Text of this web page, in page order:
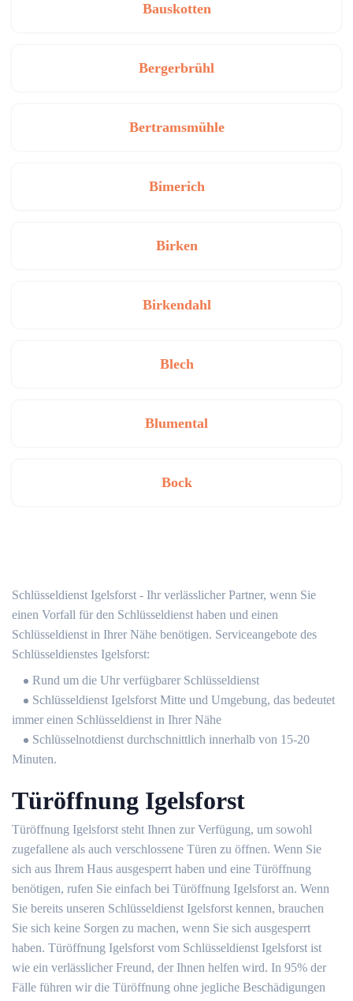
Bauskotten
Bergerbrühl
Bertramsmühle
Bimerich
Birken
Birkendahl
Blech
Blumental
Bock
Schlüsseldienst Igelsforst - Ihr verlässlicher Partner, wenn Sie
einen Vorfall für den Schlüsseldienst haben und einen
Schlüsseldienst in Ihrer Nähe benötigen. Serviceangebote des
Schlüsseldienstes Igelsforst:
Rund um die Uhr verfügbarer Schlüsseldienst
Schlüsseldienst Igelsforst Mitte und Umgebung, das bedeutet
immer einen Schlüsseldienst in Ihrer Nähe
Schlüsselnotdienst durchschnittlich innerhalb von 15-20
Minuten.
Türöffnung Igelsforst
Türöffnung Igelsforst steht Ihnen zur Verfügung, um sowohl
zugefallene als auch verschlossene Türen zu öffnen. Wenn Sie
sich aus Ihrem Haus ausgesperrt haben und eine Türöffnung
benötigen, rufen Sie einfach bei Türöffnung Igelsforst an. Wenn
Sie bereits unseren Schlüsseldienst Igelsforst kennen, brauchen
Sie sich keine Sorgen zu machen, wenn Sie sich ausgesperrt
haben. Türöffnung Igelsforst vom Schlüsseldienst Igelsforst ist
wie ein verlässlicher Freund, der Ihnen helfen wird. In 95% der
Fälle führen wir die Türöffnung ohne jegliche Beschädigungen